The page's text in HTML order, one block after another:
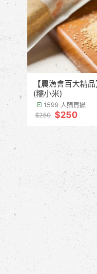
【農漁會百大精
(糯小米)
1599 人購買過
$250 $250